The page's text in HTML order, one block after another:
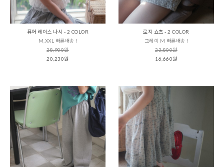
퓨어 레이스 나시 - 2 COLOR
M,XXL 빠른배송 !
28,900원
20,230원
로지 쇼츠 - 2 COLOR
그레이 M 빠른배송 !
23,800원
16,660원